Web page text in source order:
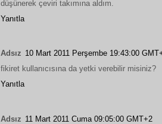
düşünerek çeviri takımına aldım.
Yanıtla
Adsız 10 Mart 2011 Perşembe 19:43:00
fikiret kullanıcısına da yetki verebilir misiniz?
Yanıtla
Adsız 11 Mart 2011 Cuma 09:05:00 GMT+2